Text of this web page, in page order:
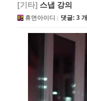
[기타] 스냅 강의
휴면아이디 댓글: 3 개